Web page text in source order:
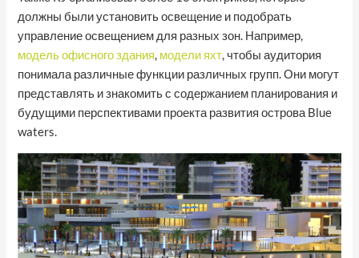
должны были установить освещение и подобрать
управление освещением для разных зон. Например,
модель офисного здания, модели яхт, чтобы аудитория
понимала различные функции различных групп. Они могут
представлять и знакомить с содержанием планирования и
будущими перспективами проекта развития острова Blue
waters.